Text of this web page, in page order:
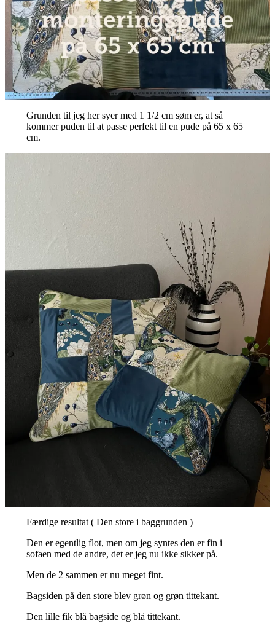
Grunden til jeg her syer med 1 1/2 cm søm er, at så
kommer puden til at passe perfekt til en pude på 65 x 65
cm.
Færdige resultat ( Den store i baggrunden )
Den er egentlig flot, men om jeg syntes den er fin i
sofaen med de andre, det er jeg nu ikke sikker på.
Men de 2 sammen er nu meget fint.
Bagsiden på den store blev grøn og grøn tittekant.
Den lille fik blå bagside og blå tittekant.